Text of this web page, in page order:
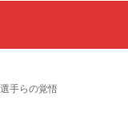
手らの覚悟